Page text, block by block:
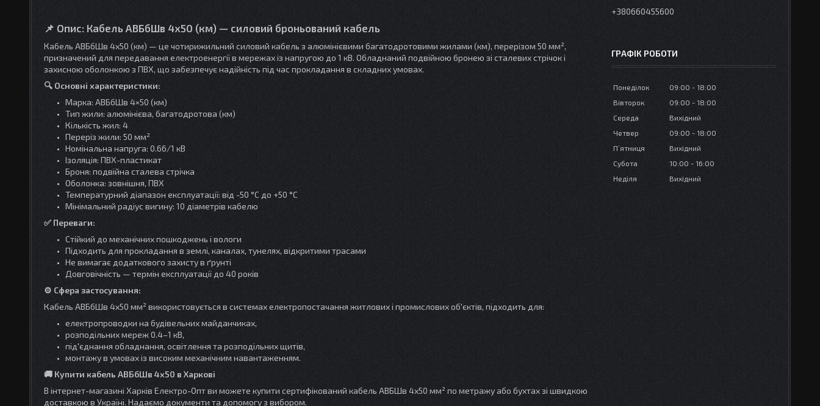
📌 Опис: Кабель АВБбШв 4х50 (км) — силовий броньований кабель
Кабель АВБбШв 4х50 (км) — це чотирижильний силовий кабель з алюмінієвими багатодротовими жилами (км), перерізом 50 мм²,
призначений для передавання електроенергії в мережах із напругою до 1 кВ. Обладнаний подвійною бронею зі сталевих стрічок і
захисною оболонкою з ПВХ, що забезпечує надійність під час прокладання в складних умовах.
🔍 Основні характеристики:
Марка: АВБбШв 4×50 (км)
Тип жили: алюмінієва, багатодротова (км)
Кількість жил: 4
Переріз жили: 50 мм²
Номінальна напруга: 0.66/1 кВ
Ізоляція: ПВХ-пластикат
Броня: подвійна сталева стрічка
Оболонка: зовнішня, ПВХ
Температурний діапазон експлуатації: від -50 °C до +50 °C
Мінімальний радіус вигину: 10 діаметрів кабелю
✅ Переваги:
Стійкий до механічних пошкоджень і вологи
Підходить для прокладання в землі, каналах, тунелях, відкритими трасами
Не вимагає додаткового захисту в ґрунті
Довговічність — термін експлуатації до 40 років
⚙️ Сфера застосування:
Кабель АВБбШв 4x50 мм² використовується в системах електропостачання житлових і промислових об'єктів, підходить для:
електропроводки на будівельних майданчиках,
розподільних мереж 0.4–1 кВ,
під'єднання обладнання, освітлення та розподільних щитів,
монтажу в умовах із високим механічним навантаженням.
🚚 Купити кабель АВБбШв 4х50 в Харкові
В інтернет-магазині Харків Електро-Опт ви можете купити сертифікований кабель АВБШв 4x50 мм² по метражу або бухтах зі швидкою
доставкою в Україні. Надаємо документи та допомогу з вибором.
+380660455600
ГРАФІК РОБОТИ
Понеділок 09:00
18:00
Вівторок
09:00
18:00
Середа
Вихідний
Четвер
09:00
18:00
Пʼятниця
Вихідний
Субота
10:00
16:00
Неділя
Вихідний